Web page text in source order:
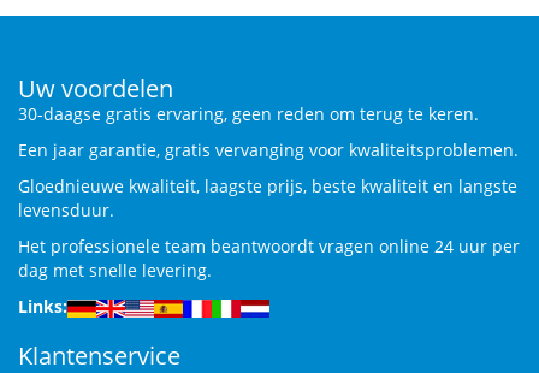
Uw voordelen
30-daagse gratis ervaring, geen reden om terug te keren.
Een jaar garantie, gratis vervanging voor kwaliteitsproblemen.
Gloednieuwe kwaliteit, laagste prijs, beste kwaliteit en langste
levensduur.
Het professionele team beantwoordt vragen online 24 uur per
dag met snelle levering.
Links:
Klantenservice